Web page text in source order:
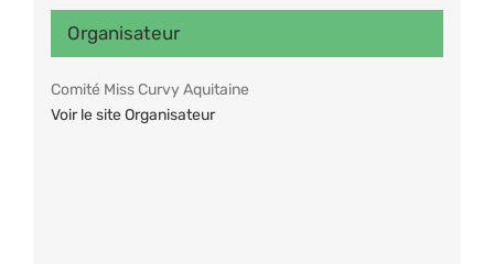
Organisateur
Comité Miss Curvy Aquitaine
Voir le site Organisateur